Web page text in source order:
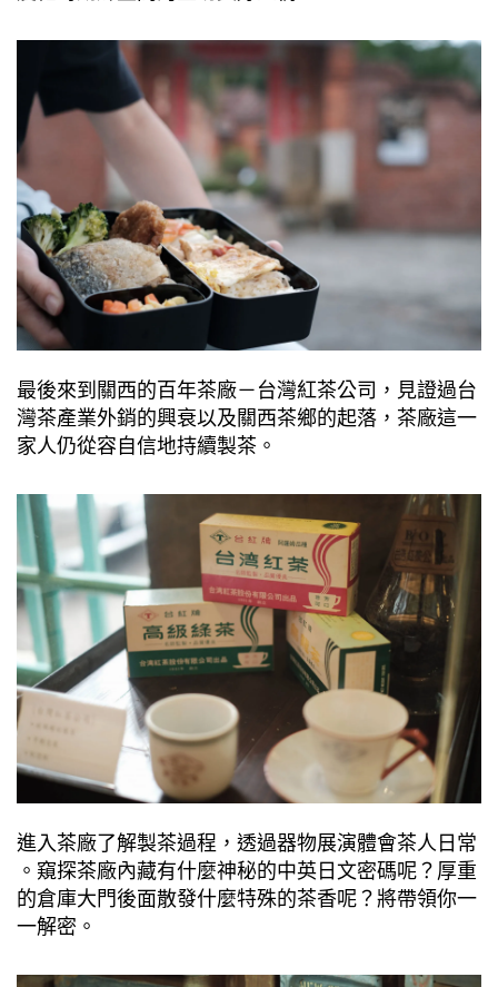
最後來到關⻄的百年茶廠－台灣紅茶公司，⾒證過台
灣茶產業外銷的興衰以及關⻄茶鄉的起落，茶廠這⼀
家⼈仍從容⾃信地持續製茶。
進入茶廠了解製茶過程，透過器物展演體會茶⼈⽇常
。窺探茶廠內藏有什麼神秘的中英⽇文密碼呢？厚重
的倉庫⼤⾨後⾯散發什麼特殊的茶香呢？將帶領你⼀
⼀解密。